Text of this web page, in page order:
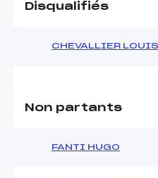
Disqualifiés
CHEVALLIER LOUIS
Non partants
FANTI HUGO